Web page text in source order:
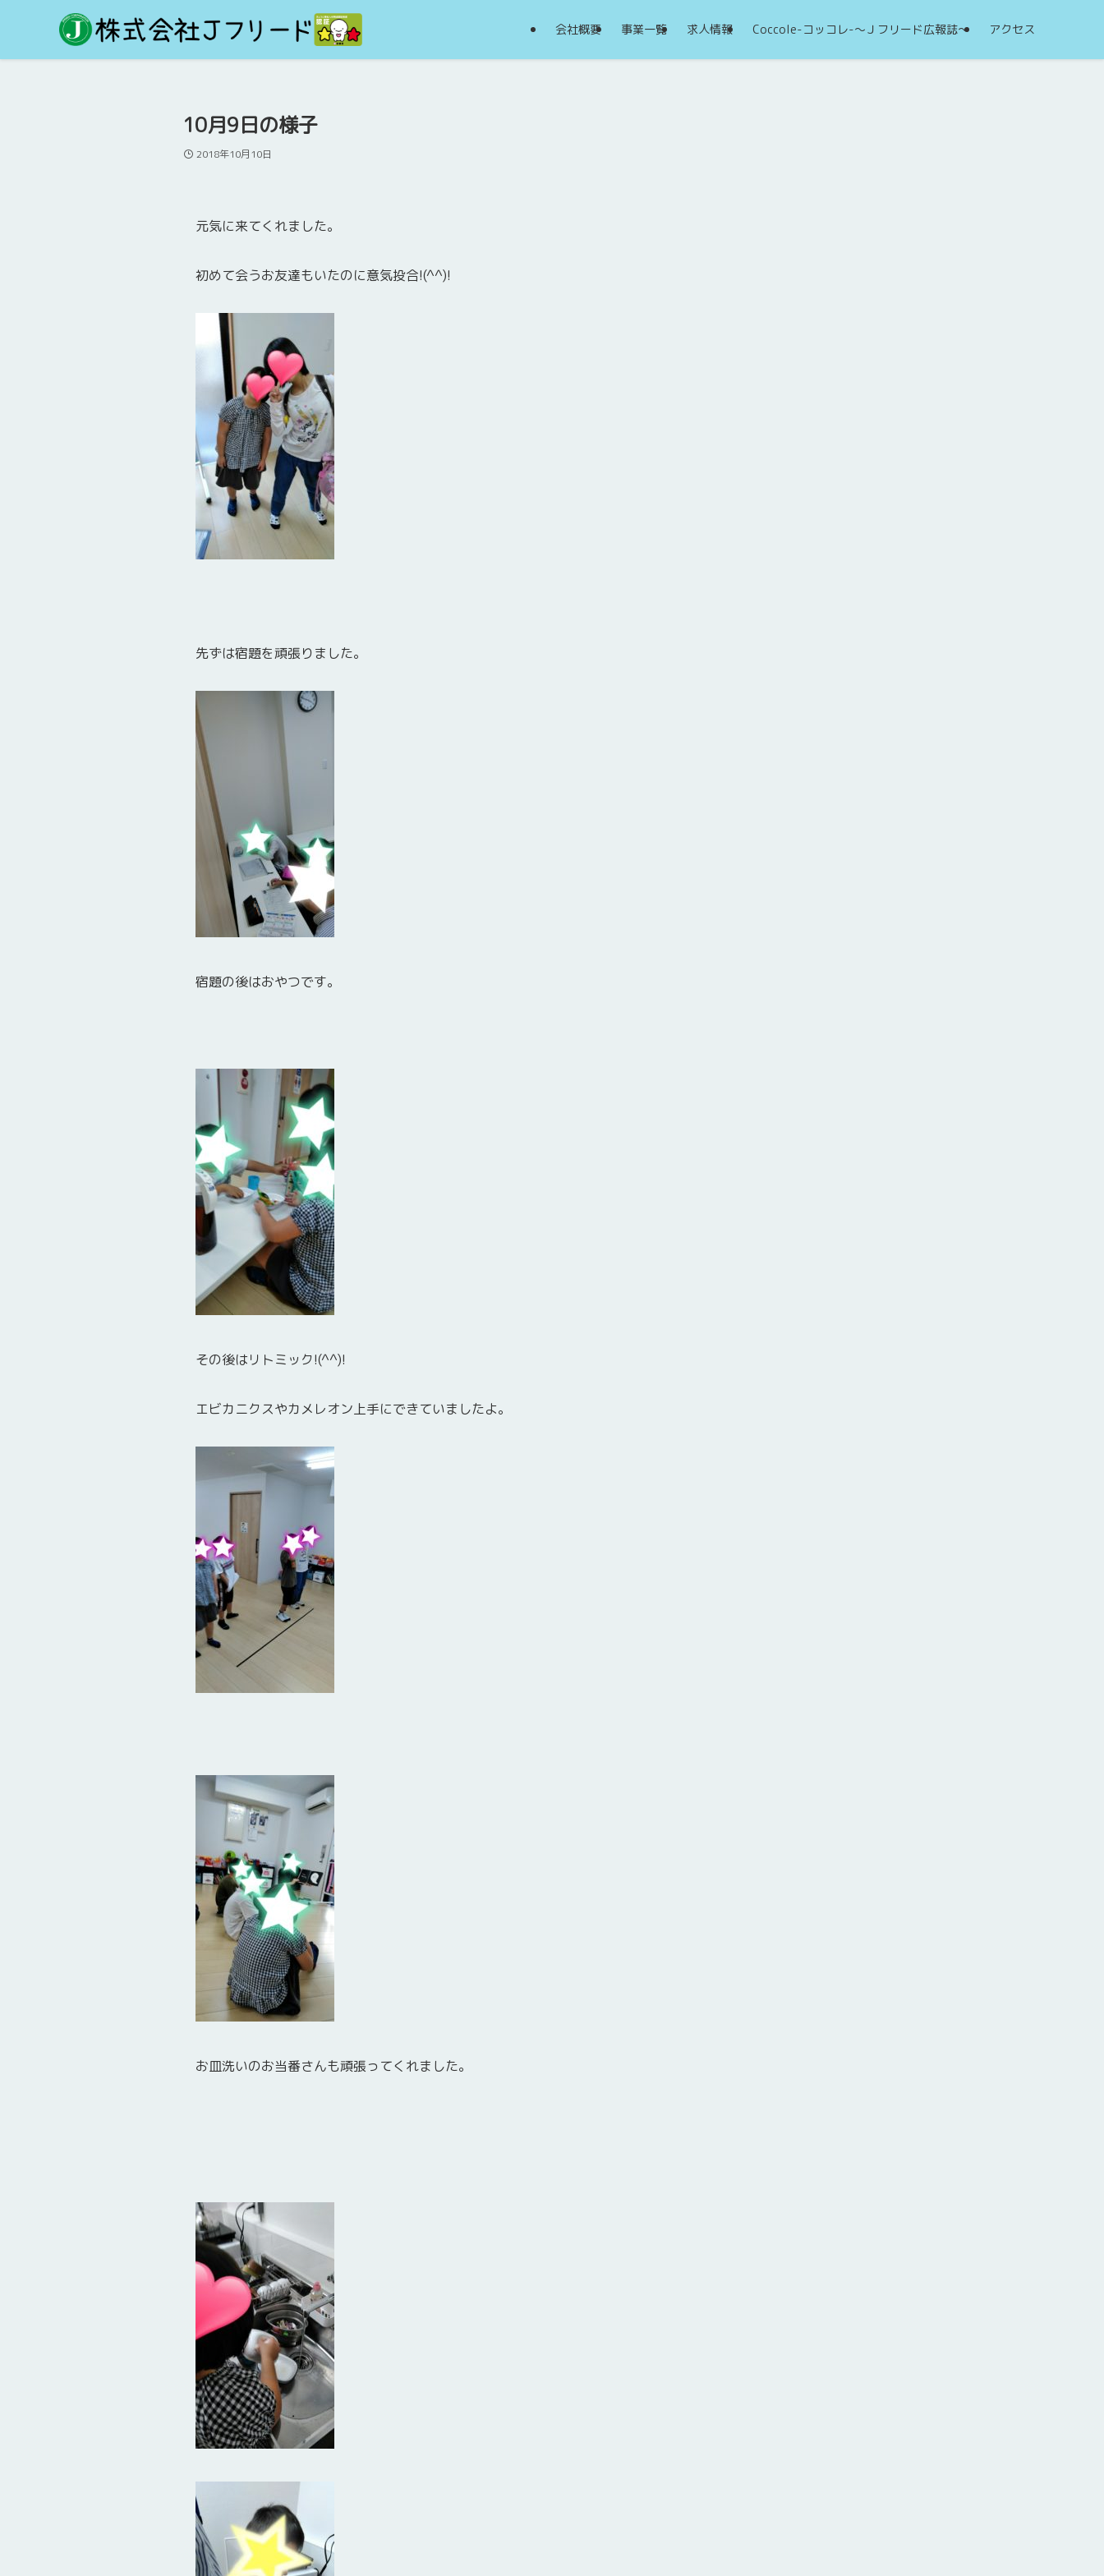
会社概要 事業一覧 求人情報 Coccole-コッコレ-～Ｊフリード広報誌～ アクセス
10月9日の様子
2018年10月10日
元気に来てくれました。
初めて会うお友達もいたのに意気投合!(^^)!
先ずは宿題を頑張りました。
宿題の後はおやつです。
その後はリトミック!(^^)!
エビカニクスやカメレオン上手にできていましたよ。
お皿洗いのお当番さんも頑張ってくれました。